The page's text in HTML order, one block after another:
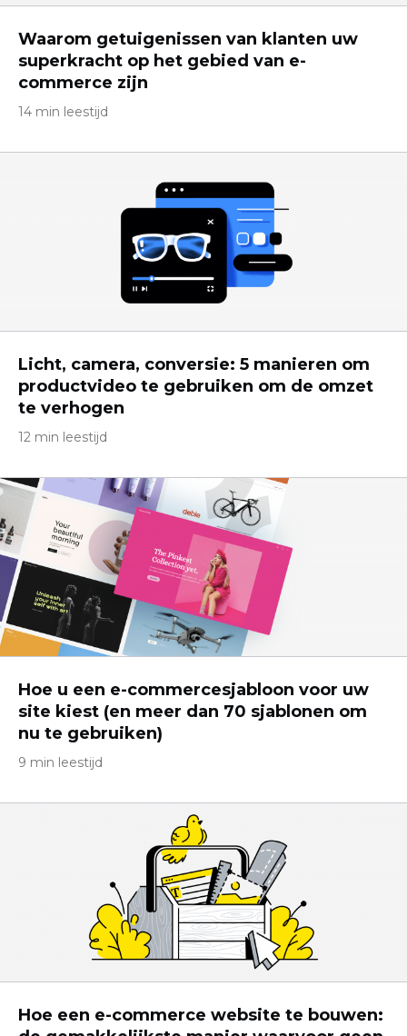
Waarom getuigenissen van klanten uw
superkracht op het gebied van e-
commerce zijn
14 min leestijd
Licht, camera, conversie: 5 manieren om
productvideo te gebruiken om de omzet
te verhogen
12 min leestijd
Hoe u een e-commercesjabloon voor uw
site kiest (en meer dan 70 sjablonen om
nu te gebruiken)
9 min leestijd
Hoe een e-commerce website te bouwen: